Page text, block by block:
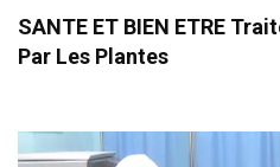
SANTE ET BIEN ETRE
Par Les Plantes